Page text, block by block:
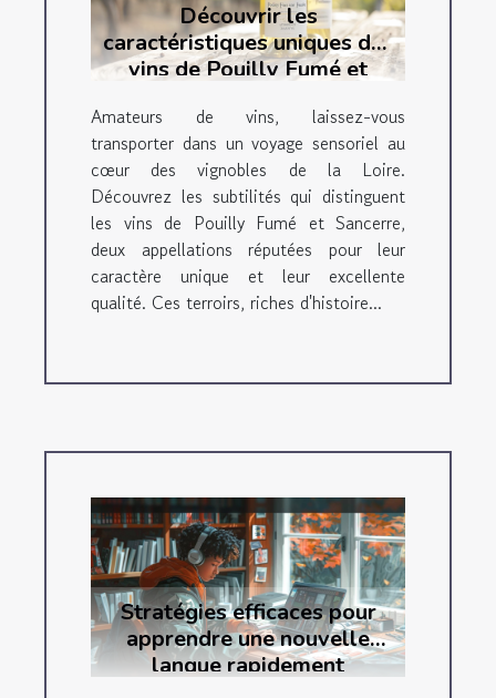
Découvrir les
caractéristiques uniques des
vins de Pouilly Fumé et
Amateurs de vins, laissez-vous
transporter dans un voyage sensoriel au
cœur des vignobles de la Loire.
Découvrez les subtilités qui distinguent
les vins de Pouilly Fumé et Sancerre,
deux appellations réputées pour leur
caractère unique et leur excellente
qualité. Ces terroirs, riches d'histoire...
Stratégies efficaces pour
apprendre une nouvelle
langue rapidement